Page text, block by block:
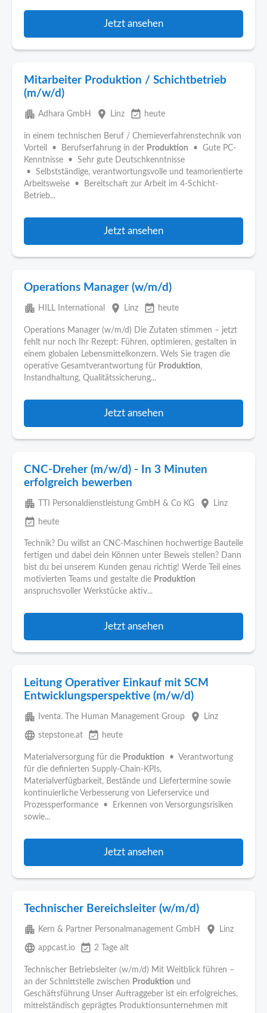
Jetzt ansehen
Mitarbeiter Produktion / Schichtbetrieb
(m/w/d)
apartment Adhara GmbH place Linz event_available heute
in einem technischen Beruf / Chemieverfahrenstechnik von
Vorteil • Berufserfahrung in der Produktion • Gute PC-
Kenntnisse • Sehr gute Deutschkenntnisse
• Selbstständige, verantwortungsvolle und teamorientierte
Arbeitsweise • Bereitschaft zur Arbeit im 4-Schicht-
Betrieb...
Jetzt ansehen
Operations Manager (w/m/d)
apartment HILL International place Linz event_available heute
Operations Manager (w/m/d) Die Zutaten stimmen – jetzt
fehlt nur noch Ihr Rezept: Führen, optimieren, gestalten in
einem globalen Lebensmittelkonzern. Wels Sie tragen die
operative Gesamtverantwortung für Produktion,
Instandhaltung, Qualitätssicherung...
Jetzt ansehen
CNC-Dreher (m/w/d) - In 3 Minuten
erfolgreich bewerben
apartment TTI Personaldienstleistung GmbH & Co KG place Linz
event_available heute
Technik? Du willst an CNC-Maschinen hochwertige Bauteile
fertigen und dabei dein Können unter Beweis stellen? Dann
bist du bei unserem Kunden genau richtig! Werde Teil eines
motivierten Teams und gestalte die Produktion
anspruchsvoller Werkstücke aktiv...
Jetzt ansehen
Leitung Operativer Einkauf mit SCM
Entwicklungsperspektive (m/w/d)
apartment Iventa. The Human Management Group place Linz
language stepstone.at event_available heute
Materialversorgung für die Produktion • Verantwortung
für die definierten Supply-Chain-KPIs,
Materialverfügbarkeit, Bestände und Liefertermine sowie
kontinuierliche Verbesserung von Lieferservice und
Prozessperformance • Erkennen von Versorgungsrisiken
sowie...
Jetzt ansehen
Technischer Bereichsleiter (w/m/d)
apartment Kern & Partner Personalmanagement GmbH place Linz
language appcast.io event_available 2 Tage alt
Technischer Betriebsleiter (w/m/d) Mit Weitblick führen –
an der Schnittstelle zwischen Produktion und
Geschäftsführung Unser Auftraggeber ist ein erfolgreiches,
mittelständisch geprägtes Produktionsunternehmen mit